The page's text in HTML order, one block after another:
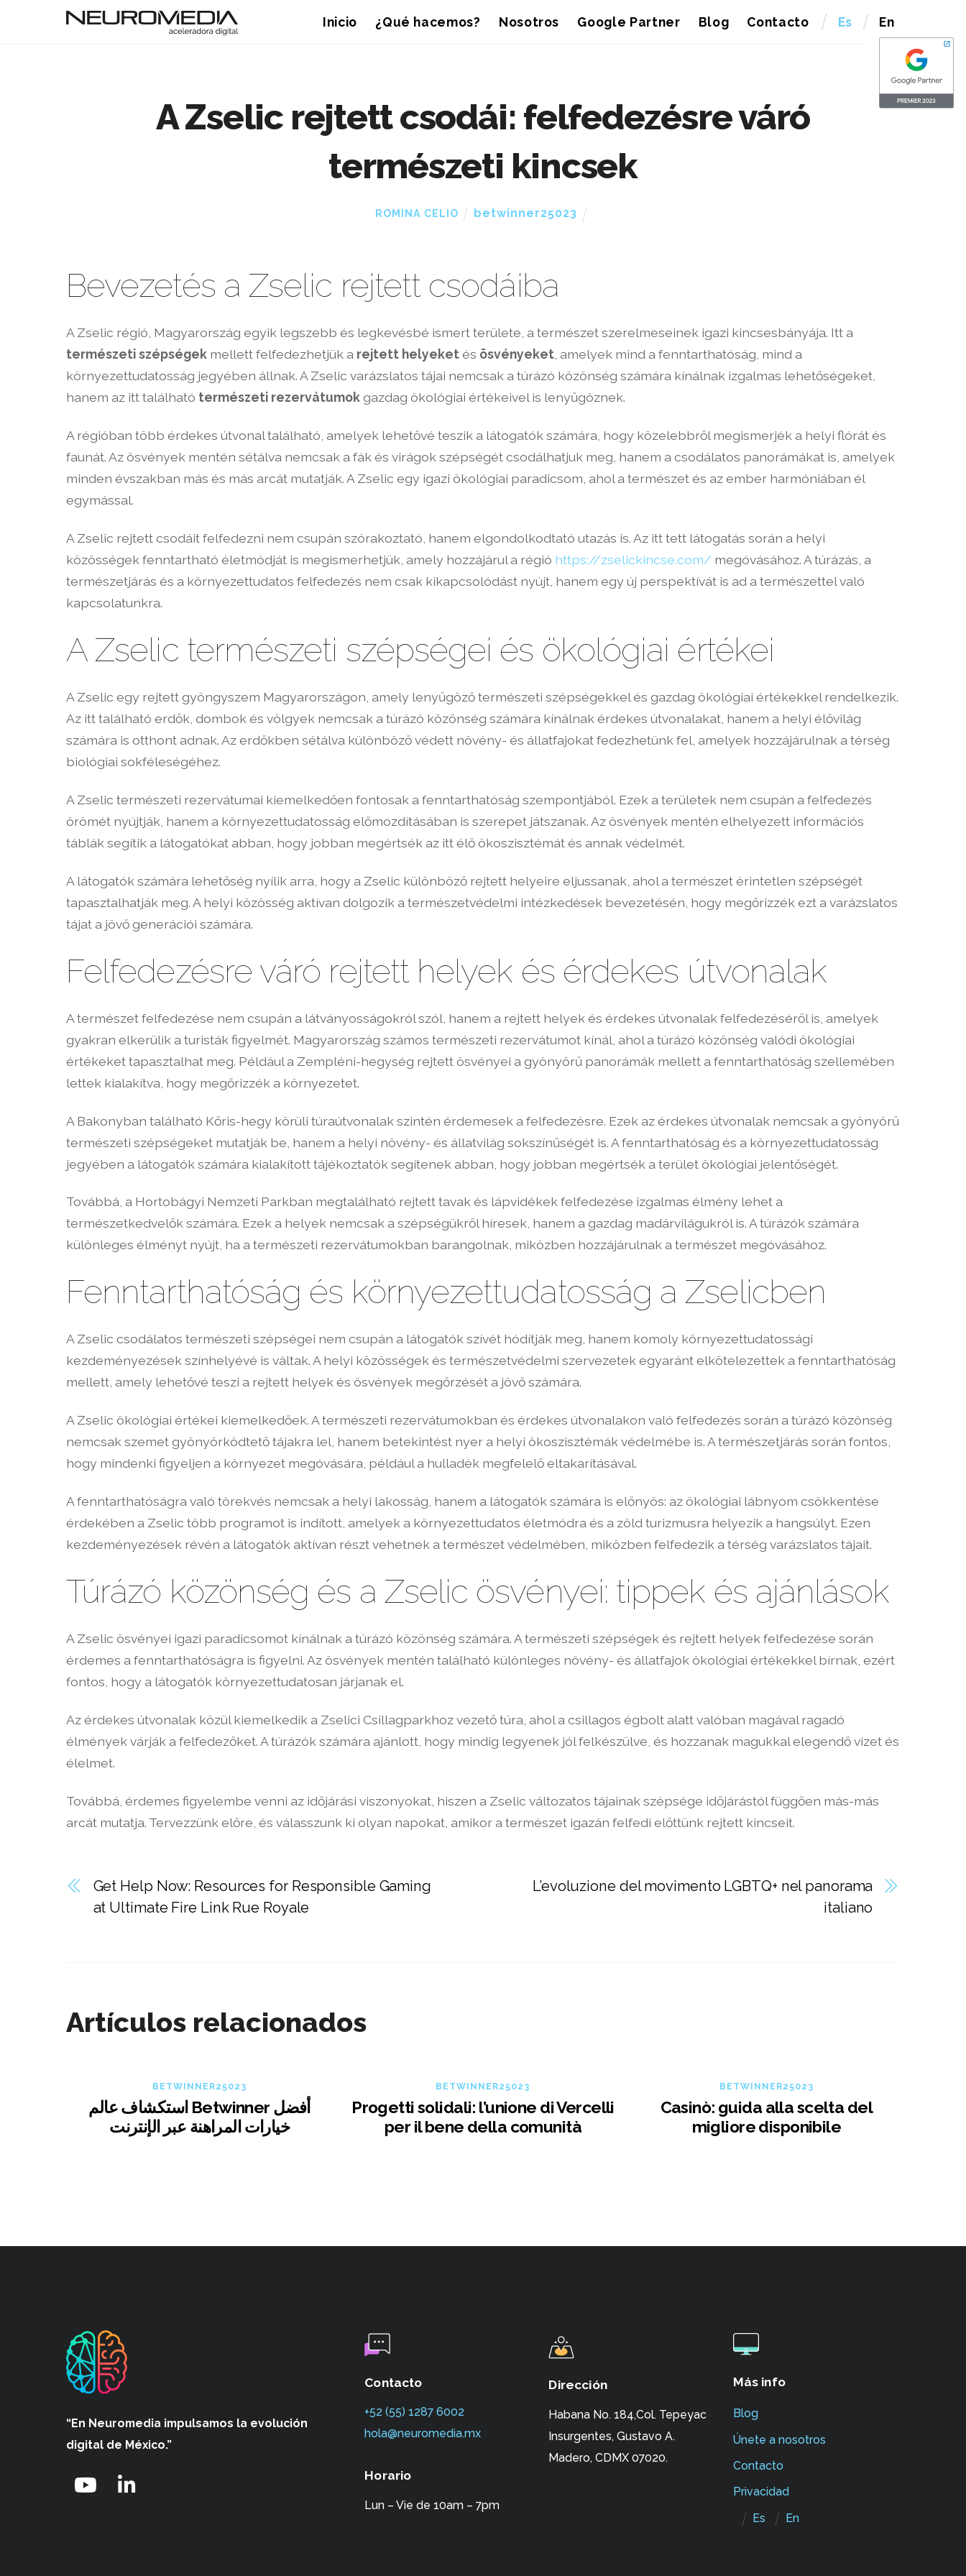
Inicio ¿Qué hacemos? Nosotros Google Partner Blog Contacto Es En
A Zselic rejtett csodái: felfedezésre váró
természeti kincsek
ROMINA CELIO betwinner25023
Bevezetés a Zselic rejtett csodáiba
A Zselic régió, Magyarország egyik legszebb és legkevésbé ismert területe, a természet szerelmeseinek igazi kincsesbányája. Itt a
természeti szépségek mellett felfedezhetjük a rejtett helyeketés ösvényeket, amelyek mind a fenntarthatóság, mind a
környezettudatosság jegyében állnak. A Zselic varázslatos tájai nemcsak a túrázó közönség számára kínálnak izgalmas lehetőségeket,
hanem az itt található természeti rezervátumokgazdag ökológiai értékeivel is lenyűgöznek.
A régióban több érdekes útvonal található, amelyek lehetővé teszik a látogatók számára, hogy közelebbről megismerjék a helyi flórát és
faunát. Az ösvények mentén sétálva nemcsak a fák és virágok szépségét csodálhatjuk meg, hanem a csodálatos panorámákat is, amelyek
minden évszakban más és más arcát mutatják. A Zselic egy igazi ökológiai paradicsom, ahol a természet és az ember harmóniában él
egymással.
A Zselic rejtett csodáit felfedezni nem csupán szórakoztató, hanem elgondolkodtató utazás is. Az itt tett látogatás során a helyi
közösségek fenntartható életmódját is megismerhetjük, amely hozzájárul a régió https://zselickincse.com/ megóvásához. A túrázás, a
természetjárás és a környezettudatos felfedezés nem csak kikapcsolódást nyújt, hanem egy új perspektívát is ad a természettel való
kapcsolatunkra.
A Zselic természeti szépségei és ökológiai értékei
A Zselic egy rejtett gyöngyszem Magyarországon, amely lenyűgöző természeti szépségekkel és gazdag ökológiai értékekkel rendelkezik.
Az itt található erdők, dombok és völgyek nemcsak a túrázó közönség számára kínálnak érdekes útvonalakat, hanem a helyi élővilág
számára is otthont adnak. Az erdőkben sétálva különböző védett növény- és állatfajokat fedezhetünk fel, amelyek hozzájárulnak a térség
biológiai sokféleségéhez.
A Zselic természeti rezervátumai kiemelkedően fontosak a fenntarthatóság szempontjából. Ezek a területek nem csupán a felfedezés
örömét nyújtják, hanem a környezettudatosság előmozdításában is szerepet játszanak. Az ösvények mentén elhelyezett információs
táblák segítik a látogatókat abban, hogy jobban megértsék az itt élő ökoszisztémát és annak védelmét.
A látogatók számára lehetőség nyílik arra, hogy a Zselic különböző rejtett helyeire eljussanak, ahol a természet érintetlen szépségét
tapasztalhatják meg. A helyi közösség aktívan dolgozik a természetvédelmi intézkedések bevezetésén, hogy megőrizzék ezt a varázslatos
tájat a jövő generációi számára.
Felfedezésre váró rejtett helyek és érdekes útvonalak
A természet felfedezése nem csupán a látványosságokról szól, hanem a rejtett helyek és érdekes útvonalak felfedezéséről is, amelyek
gyakran elkerülik a turisták figyelmét. Magyarország számos természeti rezervátumot kínál, ahol a túrázó közönség valódi ökológiai
értékeket tapasztalhat meg. Például a Zempléni-hegység rejtett ösvényei a gyönyörű panorámák mellett a fenntarthatóság szellemében
lettek kialakítva, hogy megőrizzék a környezetet.
A Bakonyban található Kőris-hegy körüli túraútvonalak szintén érdemesek a felfedezésre. Ezek az érdekes útvonalak nemcsak a gyönyörű
természeti szépségeket mutatják be, hanem a helyi növény- és állatvilág sokszínűségét is. A fenntarthatóság és a környezettudatosság
jegyében a látogatók számára kialakított tájékoztatók segítenek abban, hogy jobban megértsék a terület ökológiai jelentőségét.
Továbbá, a Hortobágyi Nemzeti Parkban megtalálható rejtett tavak és lápvidékek felfedezése izgalmas élmény lehet a
természetkedvelők számára. Ezek a helyek nemcsak a szépségükről híresek, hanem a gazdag madárvilágukról is. A túrázók számára
különleges élményt nyújt, ha a természeti rezervátumokban barangolnak, miközben hozzájárulnak a természet megóvásához.
Fenntarthatóság és környezettudatosság a Zselicben
A Zselic csodálatos természeti szépségei nem csupán a látogatók szívét hódítják meg, hanem komoly környezettudatossági
kezdeményezések színhelyévé is váltak. A helyi közösségek és természetvédelmi szervezetek egyaránt elkötelezettek a fenntarthatóság
mellett, amely lehetővé teszi a rejtett helyek és ösvények megőrzését a jövő számára.
A Zselic ökológiai értékei kiemelkedőek. A természeti rezervátumokban és érdekes útvonalakon való felfedezés során a túrázó közönség
nemcsak szemet gyönyörködtető tájakra lel, hanem betekintést nyer a helyi ökoszisztémák védelmébe is. A természetjárás során fontos,
hogy mindenki figyeljen a környezet megóvására, például a hulladék megfelelő eltakarításával.
A fenntarthatóságra való törekvés nemcsak a helyi lakosság, hanem a látogatók számára is előnyös: az ökológiai lábnyom csökkentése
érdekében a Zselic több programot is indított, amelyek a környezettudatos életmódra és a zöld turizmusra helyezik a hangsúlyt. Ezen
kezdeményezések révén a látogatók aktívan részt vehetnek a természet védelmében, miközben felfedezik a térség varázslatos tájait.
Túrázó közönség és a Zselic ösvényei: tippek és ajánlások
A Zselic ösvényei igazi paradicsomot kínálnak a túrázó közönség számára. A természeti szépségek és rejtett helyek felfedezése során
érdemes a fenntarthatóságra is figyelni. Az ösvények mentén található különleges növény- és állatfajok ökológiai értékekkel bírnak, ezért
fontos, hogy a látogatók környezettudatosan járjanak el.
Az érdekes útvonalak közül kiemelkedik a Zselici Csillagparkhoz vezető túra, ahol a csillagos égbolt alatt valóban magával ragadó
élmények várják a felfedezőket. A túrázók számára ajánlott, hogy mindig legyenek jól felkészülve, és hozzanak magukkal elegendő vizet és
élelmet.
Továbbá, érdemes figyelembe venni az időjárási viszonyokat, hiszen a Zselic változatos tájainak szépsége időjárástól függően más-más
arcát mutatja. Tervezzünk előre, és válasszunk ki olyan napokat, amikor a természet igazán felfedi előttünk rejtett kincseit.
Get Help Now: Resources for Responsible Gaming
at Ultimate Fire Link Rue Royale
L’evoluzione del movimento LGBTQ+ nel panorama
italiano
Artículos relacionados
BETWINNER25023
استكشاف عالم Betwinner أفضل
خيارات المراهنة عبر الإنترنت
BETWINNER25023
Progetti solidali: l’unione di Vercelli
per il bene della comunità
BETWINNER25023
Casinò: guida alla scelta del
migliore disponibile
“En Neuromedia impulsamos la evolución
digital de México.”
Contacto
+52 (55) 1287 6002‬
hola@neuromedia.mx
Horario
Lun – Vie de 10am – 7pm
Dirección
Habana No. 184,Col. Tepeyac
Insurgentes, Gustavo A.
Madero, CDMX 07020.
Más info
Blog
Únete a nosotros
Contacto
Privacidad
Es
En